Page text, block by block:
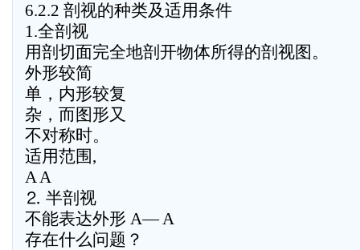
6.2.2 剖视的种类及适用条件
1.全剖视
用剖切面完全地剖开物体所得的剖视图。
外形较简
单，内形较复
杂，而图形又
不对称时。
适用范围,
A A
⒉ 半剖视
不能表达外形 A— A
存在什么问题？